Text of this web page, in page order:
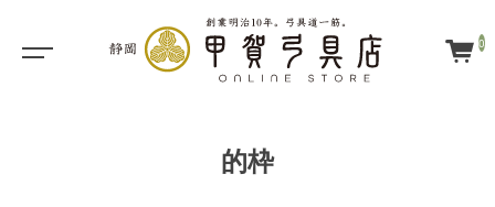
0
的枠